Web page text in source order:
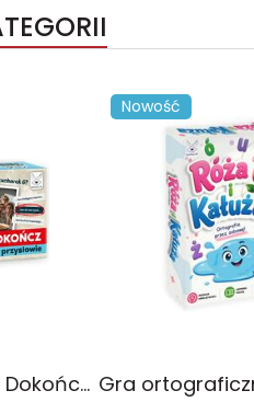
Gra dla Seniora Dokończ przysłowie
Nowość